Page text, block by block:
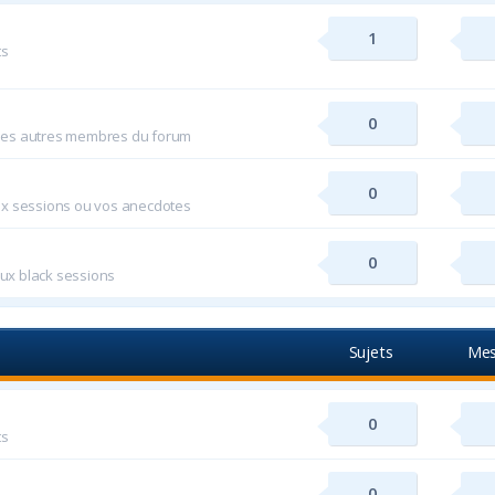
1
autres membres du forum
0
sessions ou vos anecdotes
0
black sessions
0
Sujets
0